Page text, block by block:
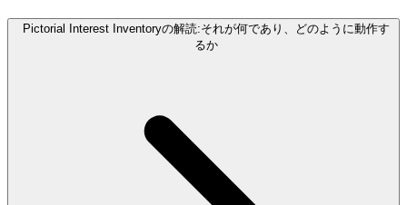
Pictorial Interest Inventoryの解読:それが何であり、どのように動作す
るか